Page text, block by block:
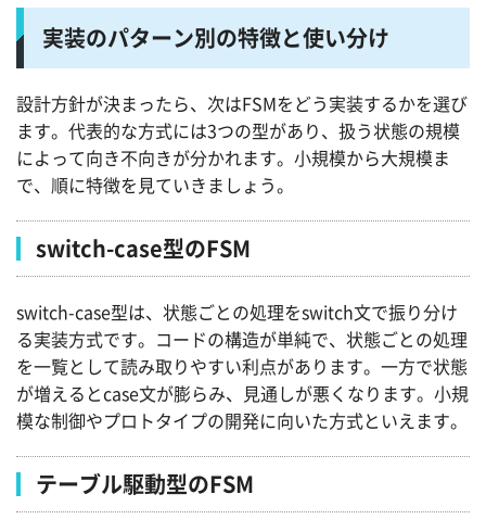
実装のパターン別の特徴と使い分け
設計方針が決まったら、次はFSMをどう実装するかを選び
ます。代表的な方式には3つの型があり、扱う状態の規模
によって向き不向きが分かれます。小規模から大規模ま
で、順に特徴を見ていきましょう。
switch-case型のFSM
switch-case型は、状態ごとの処理をswitch文で振り分け
る実装方式です。コードの構造が単純で、状態ごとの処理
を一覧として読み取りやすい利点があります。一方で状態
が増えるとcase文が膨らみ、見通しが悪くなります。小規
模な制御やプロトタイプの開発に向いた方式といえます。
テーブル駆動型のFSM